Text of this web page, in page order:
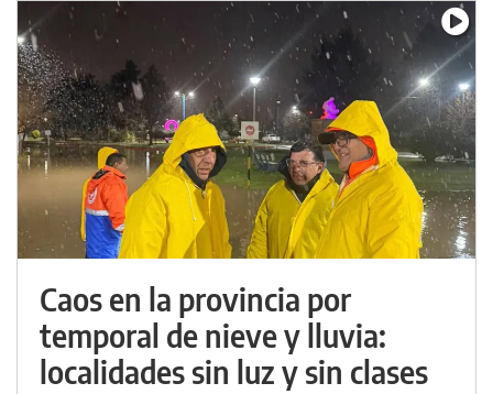
Caos en la provincia por
temporal de nieve y lluvia:
localidades sin luz y sin clases